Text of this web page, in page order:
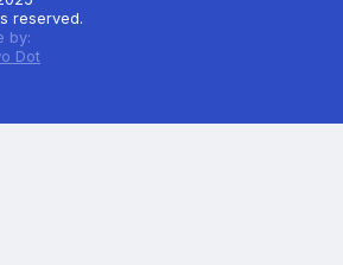
reserved.
by:
Dot